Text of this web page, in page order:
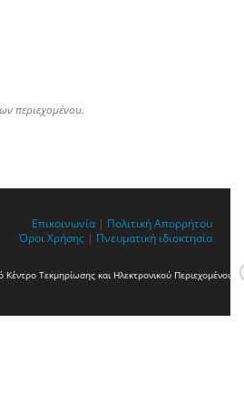
περιεχομένου.
Επικοινωνία | Πολιτική Απορρήτου
Όροι Χρήσης | Πνευματική ιδιοκτησία
Τεκμηρίωσης και Ηλεκτρονικού Περιεχομένου